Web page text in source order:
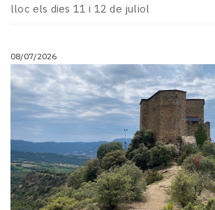
lloc els dies 11 i 12 de juliol
08/07/2026